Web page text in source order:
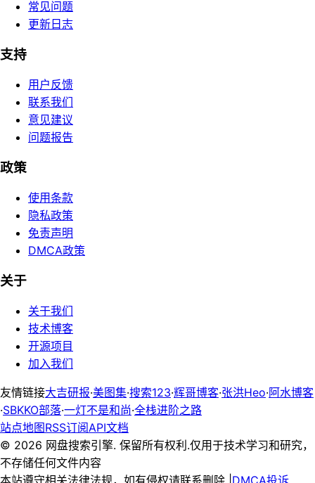
常见问题
更新日志
支持
用户反馈
联系我们
意见建议
问题报告
政策
使用条款
隐私政策
免责声明
DMCA政策
关于
关于我们
技术博客
开源项目
加入我们
友情链接大吉研报·美图集·搜索123·辉哥博客·张洪Heo·阿水博客
·SBKKO部落·一灯不是和尚·全栈进阶之路
站点地图RSS订阅API文档
© 2026 网盘搜索引擎. 保留所有权利.仅用于技术学习和研究，
不存储任何文件内容
本站遵守相关法律法规，如有侵权请联系删除 | DMCA投诉